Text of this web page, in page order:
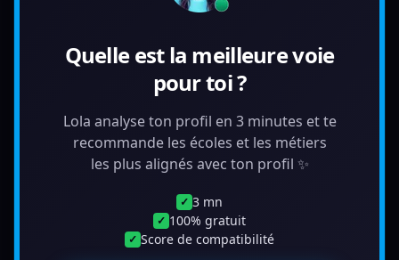
Quelle est la meilleure voie
pour toi ?
Lola analyse ton profil en 3 minutes et te
recommande les écoles et les métiers
les plus alignés avec ton profil ✨
✓ 3 mn
✓ 100% gratuit
✓ Score de compatibilité